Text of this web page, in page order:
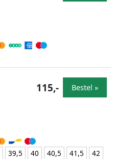
39,5 40 40,5 41,5
42
115,- Bestel »